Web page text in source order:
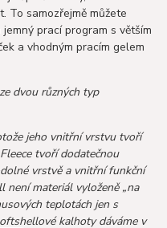
To samozřejmě můžete
prací program s větším
a vhodným pracím gelem
dvou různých typ
jeho vnitřní vrstvu tvoří
tvoří dodatečnou
vrstvě a vnitřní funkční
není materiál vyloženě „na
teplotách jen s
kalhoty dáváme v